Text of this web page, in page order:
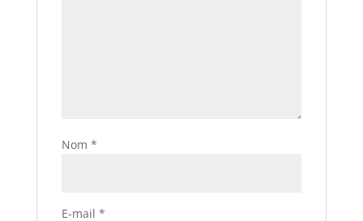
Nom *
E-mail *